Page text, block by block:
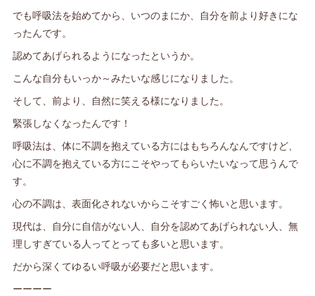
でも呼吸法を始めてから、いつのまにか、自分を前より好きにな
ったんです。
認めてあげられるようになったというか。
こんな自分もいっか～みたいな感じになりました。
そして、前より、自然に笑える様になりました。
緊張しなくなったんです！
呼吸法は、体に不調を抱えている方にはもちろんなんですけど、
心に不調を抱えている方にこそやってもらいたいなって思うんで
す。
心の不調は、表面化されないからこそすごく怖いと思います。
現代は、自分に自信がない人、自分を認めてあげられない人、無
理しすぎている人ってとっても多いと思います。
だから深くてゆるい呼吸が必要だと思います。
ーーーー